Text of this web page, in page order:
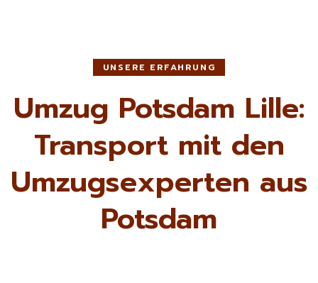
UNSERE ERFAHRUNG
Umzug Potsdam Lille:
Transport mit den
Umzugsexperten aus
Potsdam